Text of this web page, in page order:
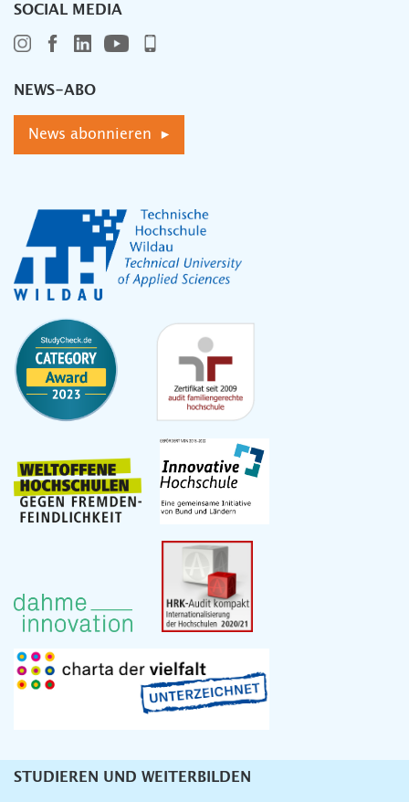
SOCIAL MEDIA
NEWS-ABO
News abonnieren ▸
Unternavigation
STUDIEREN UND WEITERBILDEN